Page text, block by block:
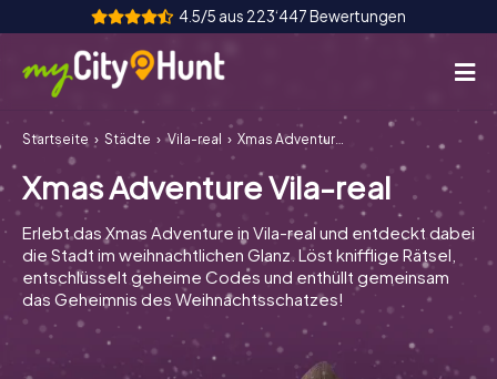
4.5/5 aus 223‘447 Bewertungen
So funktioniert's
Städte
Touren
Teamevent
Tickets
Startseite Städte Vila-real Xmas Adventure Vila-real
Xmas Adventure Vila-real
Erlebt das Xmas Adventure in Vila-real und entdeckt dabei
die Stadt im weihnachtlichen Glanz. Löst knifflige Rätsel,
entschlüsselt geheime Codes und enthüllt gemeinsam
das Geheimnis des Weihnachtsschatzes!